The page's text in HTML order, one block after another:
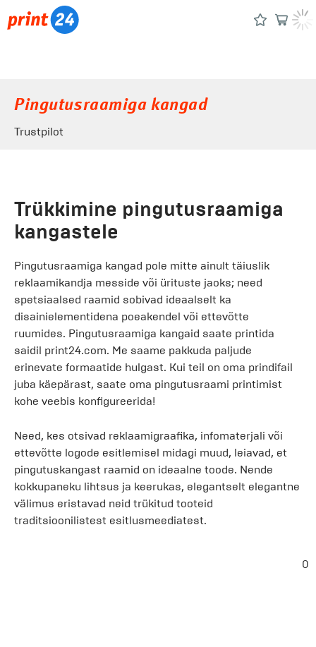
Pingutusraamiga kangad
Trustpilot
Trükkimine pingutusraamiga
kangastele
Pingutusraamiga kangad pole mitte ainult täiuslik
reklaamikandja messide või ürituste jaoks; need
spetsiaalsed raamid sobivad ideaalselt ka
disainielementidena poeakendel või ettevõtte
ruumides. Pingutusraamiga kangaid saate printida
saidil print24.com. Me saame pakkuda paljude
erinevate formaatide hulgast. Kui teil on oma prindifail
juba käepärast, saate oma pingutusraami printimist
kohe veebis konfigureerida!
Need, kes otsivad reklaamigraafika, infomaterjali või
ettevõtte logode esitlemisel midagi muud, leiavad, et
pingutuskangast raamid on ideaalne toode. Nende
kokkupaneku lihtsus ja keerukas, elegantselt elegantne
välimus eristavad neid trükitud tooteid
traditsioonilistest esitlusmeediatest.
0